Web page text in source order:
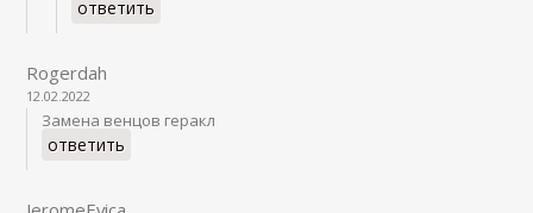
ответить
Rogerdah
12.02.2022
Замена венцов геракл
ответить